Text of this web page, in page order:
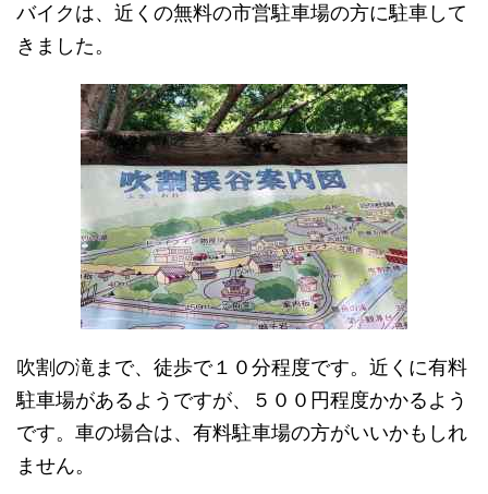
バイクは、 近くの無料の市営駐車場の方に駐車して
きました。
吹割の滝まで、徒歩で１０分程度です。近くに有料
駐車場があるようですが、５００円程度かかるよう
です。 車の場合は、有料駐車場の方がいいかもしれ
ません。